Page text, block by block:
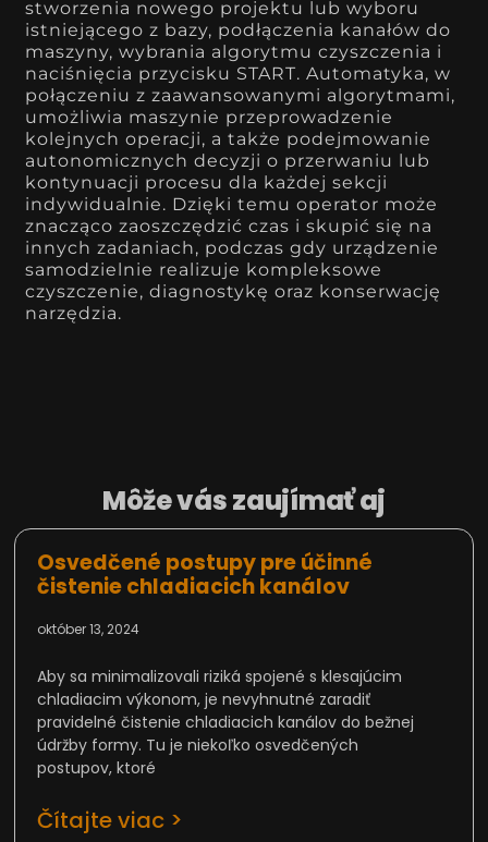
stworzenia nowego projektu lub wyboru
istniejącego z bazy, podłączenia kanałów do
maszyny, wybrania algorytmu czyszczenia i
naciśnięcia przycisku START. Automatyka, w
połączeniu z zaawansowanymi algorytmami,
umożliwia maszynie przeprowadzenie
kolejnych operacji, a także podejmowanie
autonomicznych decyzji o przerwaniu lub
kontynuacji procesu dla każdej sekcji
indywidualnie. Dzięki temu operator może
znacząco zaoszczędzić czas i skupić się na
innych zadaniach, podczas gdy urządzenie
samodzielnie realizuje kompleksowe
czyszczenie, diagnostykę oraz konserwację
narzędzia.
Môže vás zaujímať aj
Osvedčené postupy pre účinné
čistenie chladiacich kanálov
október 13, 2024
Aby sa minimalizovali riziká spojené s klesajúcim
chladiacim výkonom, je nevyhnutné zaradiť
pravidelné čistenie chladiacich kanálov do bežnej
údržby formy. Tu je niekoľko osvedčených
postupov, ktoré
Čítajte viac >